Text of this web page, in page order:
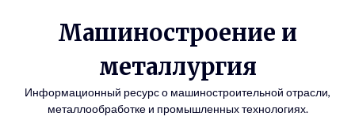
Машиностроение и
металлургия
Информационный ресурс о машиностроительной отрасли,
металлообработке и промышленных технологиях.